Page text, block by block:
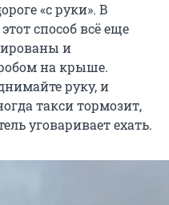
«с руки». В
способ всё еще
и
на крыше.
руку, и
такси тормозит,
уговаривает ехать.